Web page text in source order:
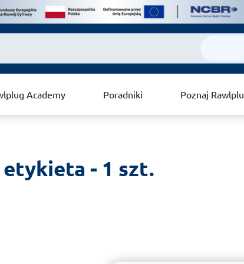
Academy Poradniki Poznaj
- 1 szt.